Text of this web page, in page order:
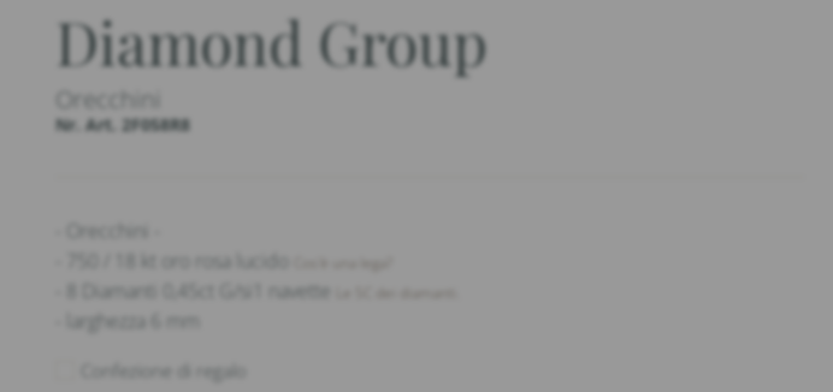
Diamond Group
Orecchini
Nr. Art. 2F058R8
- Orecchini -
- 750 / 18 kt oro rosa lucido
- 8 Diamanti 0,45ct G/si1 navette
- larghezza 6 mm
Confezione di regalo